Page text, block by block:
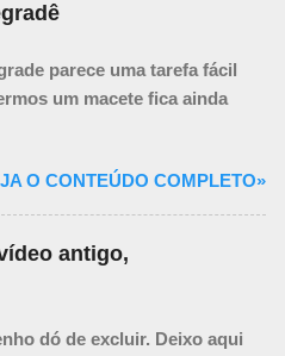
parece uma tarefa fácil
um macete fica ainda
O CONTEÚDO COMPLETO»
antigo,
dó de excluir. Deixo aqui